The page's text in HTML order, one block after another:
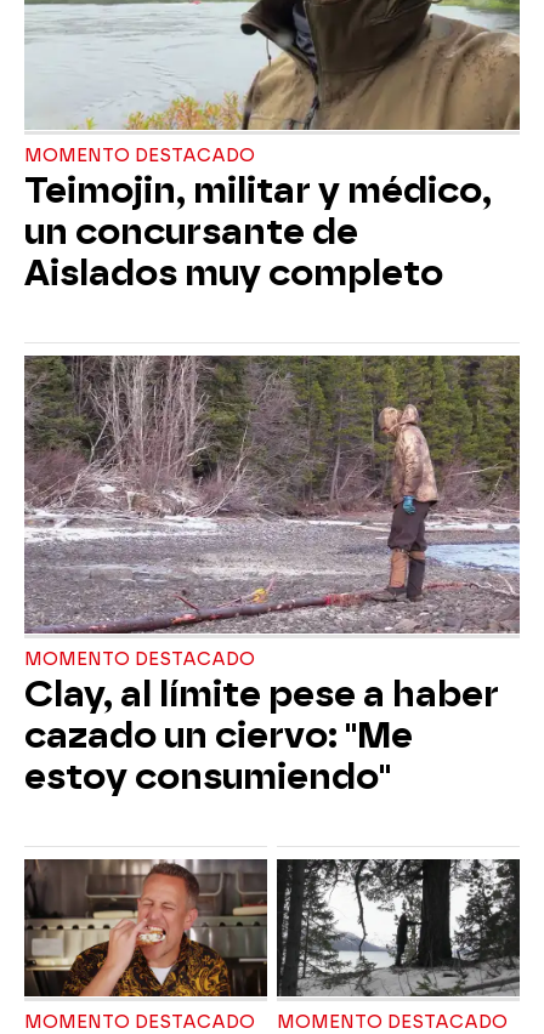
MOMENTO DESTACADO
Teimojin, militar y médico,
un concursante de
Aislados muy completo
MOMENTO DESTACADO
Clay, al límite pese a haber
cazado un ciervo: "Me
estoy consumiendo"
MOMENTO DESTACADO MOMENTO DESTACADO